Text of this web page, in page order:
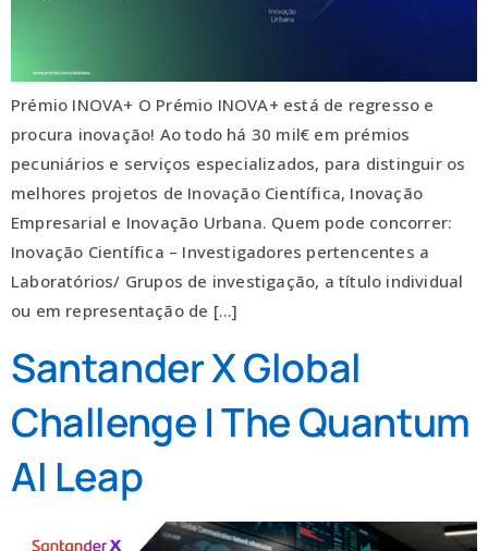
Prémio INOVA+ O Prémio INOVA+ está de regresso e
procura inovação! Ao todo há 30 mil€ em prémios
pecuniários e serviços especializados, para distinguir os
melhores projetos de Inovação Científica, Inovação
Empresarial e Inovação Urbana. Quem pode concorrer:
Inovação Científica – Investigadores pertencentes a
Laboratórios/ Grupos de investigação, a título individual
ou em representação de […]
Santander X Global
Challenge | The Quantum
AI Leap